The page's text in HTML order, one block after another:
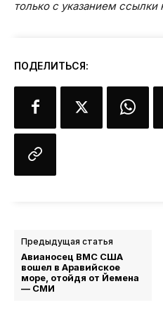
только с указанием ссылки
ПОДЕЛИТЬСЯ:
Предыдущая статья
Авианосец ВМС США
вошел в Аравийское
море, отойдя от Йемена
— СМИ